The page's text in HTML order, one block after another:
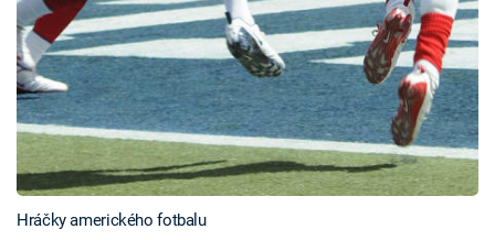
Hráčky amerického fotbalu